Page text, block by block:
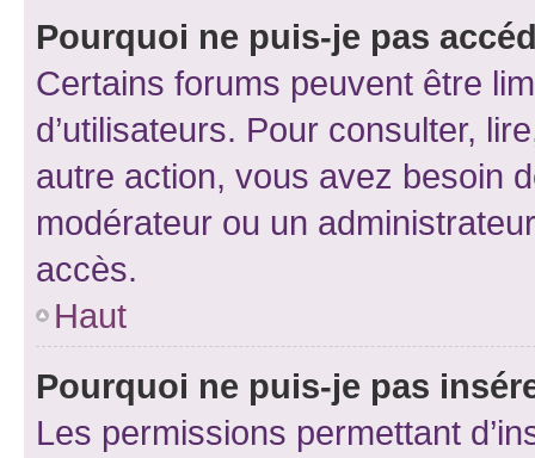
Pourquoi ne puis-je pas
Certains forums peuvent être
d’utilisateurs. Pour consulter,
autre action, vous avez besoin
modérateur ou un
accès.
Haut
Pourquoi ne puis-je pas
Les permissions permettant